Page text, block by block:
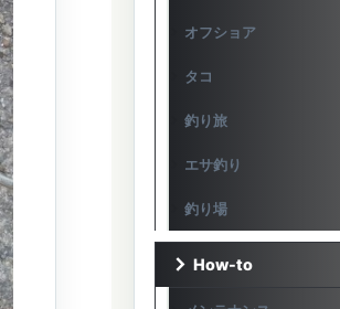
オフショア
タコ
釣り旅
エサ釣り
釣り場
How-to